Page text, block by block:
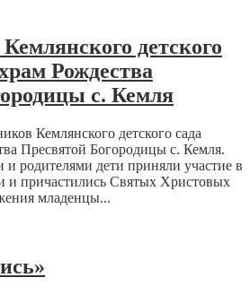
детского
Рождества
с. Кемля
Кемлянского детского сада
Пресвятой Богородицы с. Кемля.
и родителями дети приняли участие в
и причастились Святых Христовых
младенцы...